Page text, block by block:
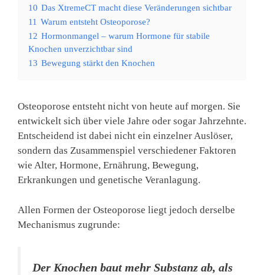
10 Das XtremeCT macht diese Veränderungen sichtbar
11 Warum entsteht Osteoporose?
12 Hormonmangel – warum Hormone für stabile
Knochen unverzichtbar sind
13 Bewegung stärkt den Knochen
Osteoporose entsteht nicht von heute auf morgen. Sie
entwickelt sich über viele Jahre oder sogar Jahrzehnte.
Entscheidend ist dabei nicht ein einzelner Auslöser,
sondern das Zusammenspiel verschiedener Faktoren
wie Alter, Hormone, Ernährung, Bewegung,
Erkrankungen und genetische Veranlagung.
Allen Formen der Osteoporose liegt jedoch derselbe
Mechanismus zugrunde:
Der Knochen baut mehr Substanz ab, als